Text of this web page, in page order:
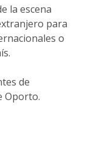
la escena
para
o
de
Oporto.